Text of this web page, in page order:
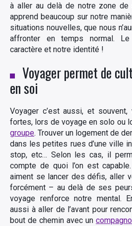
à aller au delà de notre zone de
apprend beaucoup sur notre
situations nouvelles, que nous
affronter en temps normal.
caractère et notre identité !
Voyager permet de
en soi
Voyager c’est aussi, et
fortes, lors de voyage en solo ou
groupe. Trouver un logement de
dans les petites rues d’une ville
stop, etc… Selon les cas, il
compte de quoi l’on est
aiment se lancer des défis, aller
forcément – au delà de ses
voyage renforce notre mental.
aussi à aller de l’avant pour
bout de chemin avec un